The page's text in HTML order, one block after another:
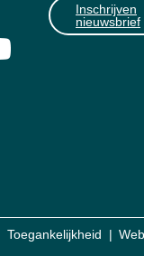
Inschrijven
nieuwsbrief
Toegankelijkheid